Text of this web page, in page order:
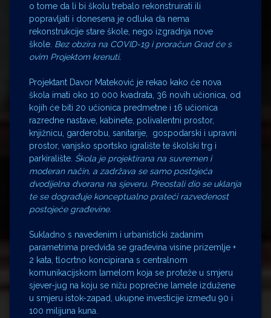
o tome da li bi školu trebalo rekonstruirati ili
popravljati i donesena je odluka da nema
rekonstrukcije stare škole, nego izgradnja nove
škole. Bez obzira na COVID-19 i proračun Grad će s
ovim Projektom krenuti.
Projektant Davor Mateković je rekao kako će nova
škola imati oko 10 000 kvadrata, 36 novih učionica, od
kojih će biti 20 učionica predmetne i 16 učionica
razredne nastave, kabinete, polivalentni prostor,
knjižnicu, garderobu, sanitarije, gospodarski i upravni
prostor, vanjsko sportsko igralište te školski trg i
parkiralište. Škola je projektirana na suvremen i
moderan način, a zadržava se samo postojeća
dvodijelna dvorana na sjeveru. Preostali dio se uklanja
te se dograđuje konceptualno prateći razvedenost
postojeće građevine.
Sukladno s navedenim i urbanistički zadanim
parametrima predviđa se građevina visine prizemlje +
2 kata, tlocrtno koncipirana s centralnom
komunikacijskom lamelom koja se proteže u smjeru
sjever-jug na koju se nižu poprečne lamele izdužene
u smjeru istok-zapad, ukupne investicije između 90 i
100 milijuna kuna.